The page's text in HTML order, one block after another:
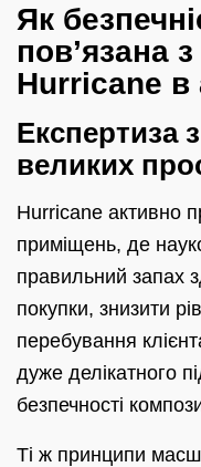
Як
пов’язана
Hurricane в
Експертиза
великих
Hurricane активно
приміщень, де
правильний запах
покупки, знизити
перебування
дуже делікатного
безпечності
Ті ж принципи